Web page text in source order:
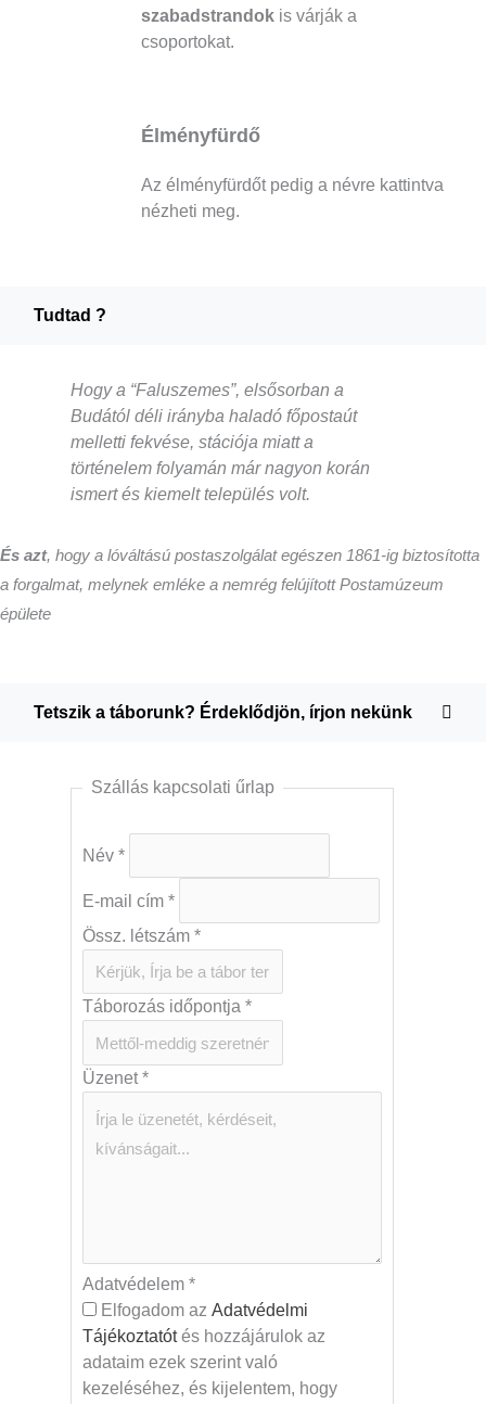
szabadstrandok is várják a
csoportokat.
Élményfürdő
Az élményfürdőt pedig a névre kattintva
nézheti meg.
Tudtad ?
Hogy a “Faluszemes”, elsősorban a
Budától déli irányba haladó főpostaút
melletti fekvése, stációja miatt a
történelem folyamán már nagyon korán
ismert és kiemelt település volt.
És azt, hogy a lóváltású postaszolgálat egészen 1861-ig biztosította
a forgalmat, melynek emléke a nemrég felújított Postamúzeum
épülete
Tetszik a táborunk? Érdeklődjön, írjon nekünk
Szállás kapcsolati űrlap
Név *
E-mail cím *
Össz. létszám *
Táborozás időpontja *
Üzenet*
Adatvédelem *
Elfogadom az Adatvédelmi
Tájékoztatótés hozzájárulok az
adataim ezek szerint való
kezeléséhez, és kijelentem, hogy